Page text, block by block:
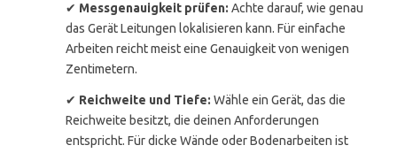
✔ Messgenauigkeit prüfen: Achte darauf, wie genau
das Gerät Leitungen lokalisieren kann. Für einfache
Arbeiten reicht meist eine Genauigkeit von wenigen
Zentimetern.
✔ Reichweite und Tiefe: Wähle ein Gerät, das die
Reichweite besitzt, die deinen Anforderungen
entspricht. Für dicke Wände oder Bodenarbeiten ist